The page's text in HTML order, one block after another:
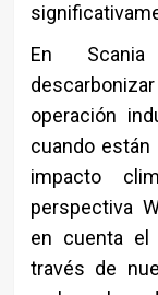
En
operación
cuando
impacto
perspectiva
en cuenta el
través de